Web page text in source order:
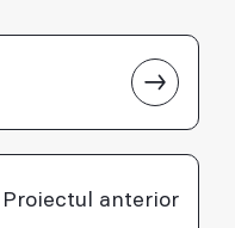
Proiectul anterior